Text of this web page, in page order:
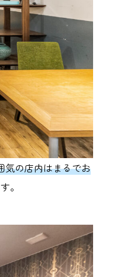
気の店内はまるでお
。